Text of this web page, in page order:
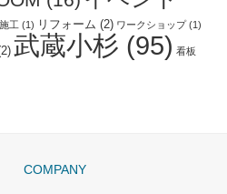
工 (1) リフォーム (2) ワークショップ(1)
武蔵小杉 (95) 看板
COMPANY